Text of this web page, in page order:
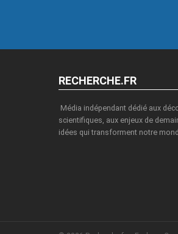
RECHERCHE.FR
Média indépendant dédié aux
scientifiques, aux enjeux de
idées qui transforment notre